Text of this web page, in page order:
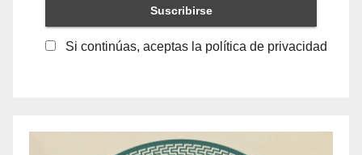
Si continúas, aceptas la política de privacidad